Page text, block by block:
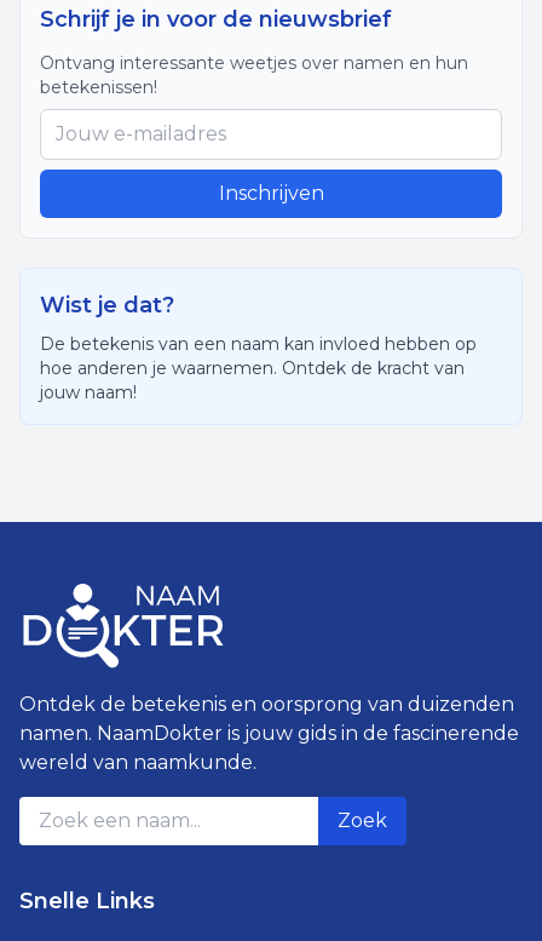
Schrijf je in voor de nieuwsbrief
Ontvang interessante weetjes over namen en hun
betekenissen!
Inschrijven
Wist je dat?
De betekenis van een naam kan invloed hebben op
hoe anderen je waarnemen. Ontdek de kracht van
jouw naam!
Ontdek de betekenis en oorsprong van duizenden
namen. NaamDokter is jouw gids in de fascinerende
wereld van naamkunde.
Zoek
Snelle Links